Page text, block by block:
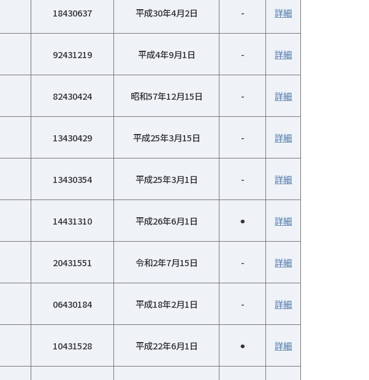
18430637 平成30年4月2日 - 詳細
92431219 平成4年9月1日 - 詳細
82430424 昭和57年12月15日 - 詳細
13430429 平成25年3月15日 - 詳細
13430354 平成25年3月1日 - 詳細
14431310 平成26年6月1日 ⚫︎ 詳細
20431551 令和2年7月15日 - 詳細
06430184 平成18年2月1日 - 詳細
10431528 平成22年6月1日 ⚫︎ 詳細